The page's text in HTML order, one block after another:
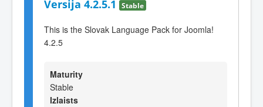
Versija 4.2.5.1 Stable
This is the Slovak Language Pack for Joomla!
4.2.5
Maturity
Stable
Izlaists